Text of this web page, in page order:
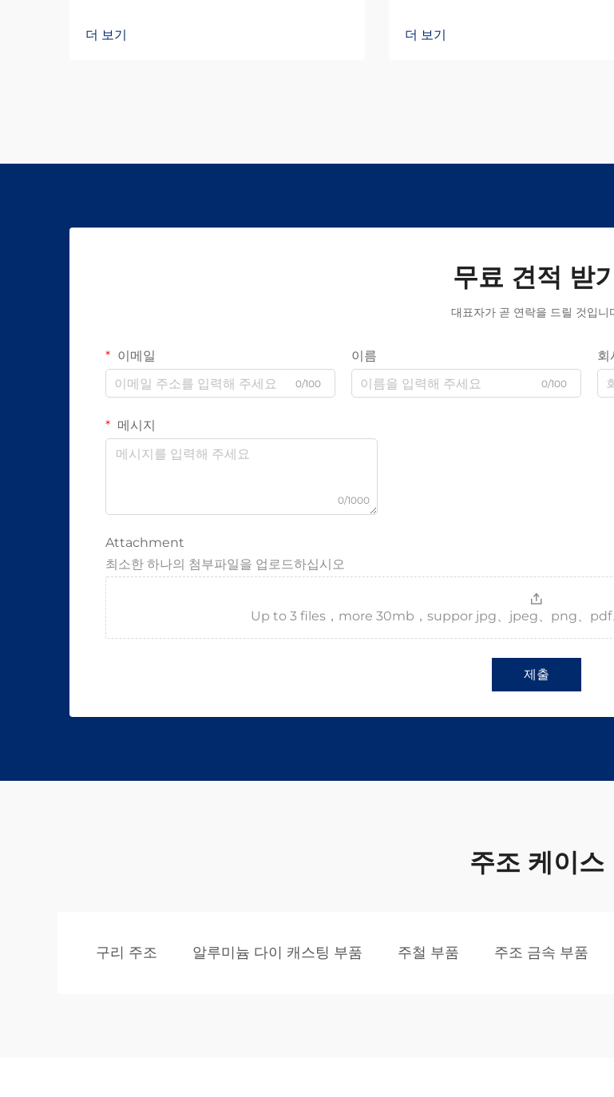
더 보기 더 보기
무료 견적 받
대표자가 곧 연락을 드릴 것입니
이메일
0/100
이름
0/100
회
메시지
0/1000
Attachment
최소한 하나의 첨부파일을 업로드하십시오
Up to 3 files，more 30mb，suppor jpg、jpeg、png、pdf
제출
주조 케이스
구리 주조 알루미늄 다이 캐스팅 부품 주철 부품 주조 금속 부품